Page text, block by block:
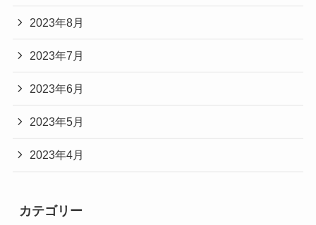
2023年8月
2023年7月
2023年6月
2023年5月
2023年4月
カテゴリー